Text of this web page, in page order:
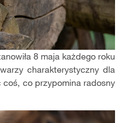
8 maja każdego roku
charakterystyczny dla
co przypomina radosny